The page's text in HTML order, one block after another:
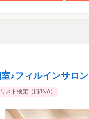
♪フィルインサロン
スト検定（旧JNA）